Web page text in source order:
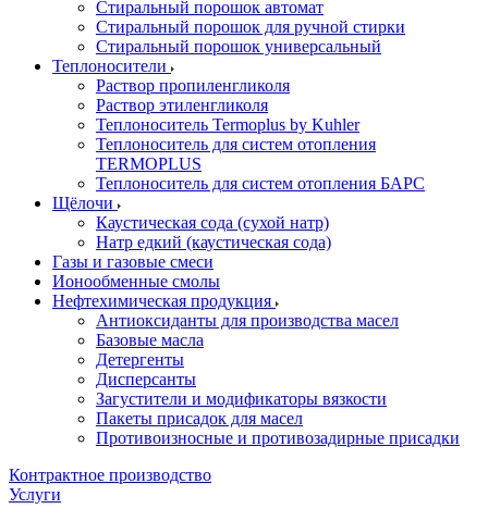
Стиральный порошок автомат
Стиральный порошок для ручной стирки
Стиральный порошок универсальный
Теплоносители
Раствор пропиленгликоля
Раствор этиленгликоля
Теплоноситель Termoplus by Kuhler
Теплоноситель для систем отопления
TERMOPLUS
Теплоноситель для систем отопления БАРС
Щёлочи
Каустическая сода (сухой натр)
Натр едкий (каустическая сода)
Газы и газовые смеси
Ионообменные смолы
Нефтехимическая продукция
Антиоксиданты для производства масел
Базовые масла
Детергенты
Дисперсанты
Загустители и модификаторы вязкости
Пакеты присадок для масел
Противоизносные и противозадирные присадки
Контрактное производство
Услуги